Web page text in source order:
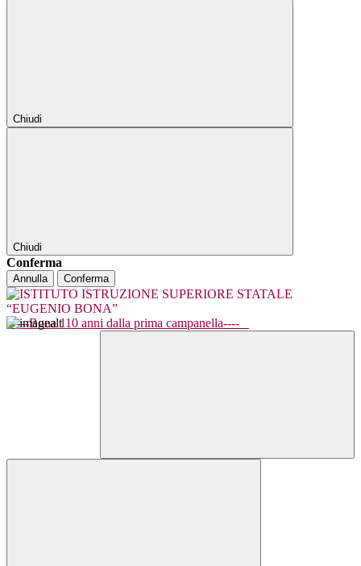
Chiudi
Chiudi
Conferma
Annulla Conferma
----Bona 110 anni dalla prima campanella----